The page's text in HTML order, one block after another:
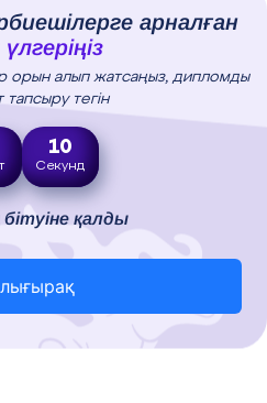
арналған
орын алып жатсаңыз, дипломды
тегін
8
Секунд
бітуіне қалды